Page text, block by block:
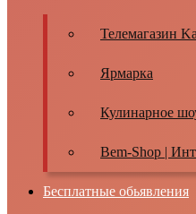
Телемагазин
Ярмарка
Кулинарное
Bem-Shop |
Бесплатные обьявления